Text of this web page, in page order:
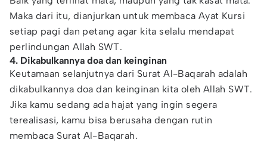
Maka dari itu, dianjurkan untuk membaca Ayat Kursi
setiap pagi dan petang agar kita selalu mendapat
perlindungan Allah SWT.
4. Dikabulkannya doa dan keinginan
Keutamaan selanjutnya dari Surat Al-Baqarah adalah
dikabulkannya doa dan keinginan kita oleh Allah SWT.
Jika kamu sedang ada hajat yang ingin segera
terealisasi, kamu bisa berusaha dengan rutin
membaca Surat Al-Baqarah.